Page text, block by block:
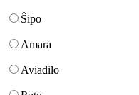
Ŝipo
Amara
Aviadilo